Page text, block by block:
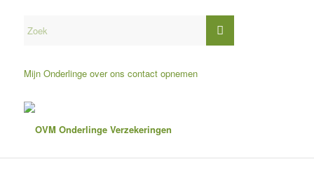
Mijn Onderlinge over ons contact opnemen